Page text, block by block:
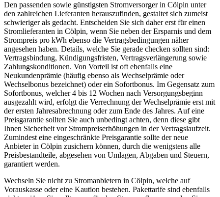
Den passenden sowie günstigsten Stromversorger in Cölpin unter
den zahlreichen Lieferanten herauszufinden, gestaltet sich zumeist
schwieriger als gedacht. Entscheiden Sie sich daher erst für einen
Stromlieferanten in Cölpin, wenn Sie neben der Ersparnis und dem
Strompreis pro kWh ebenso die Vertragsbedingungen näher
angesehen haben. Details, welche Sie gerade checken sollten sind:
Vertragsbindung, Kündigungsfristen, Vertragsverlängerung sowie
Zahlungskonditionen. Von Vorteil ist oft ebenfalls eine
Neukundenprämie (häufig ebenso als Wechselprämie oder
Wechselbonus bezeichnet) oder ein Sofortbonus. Im Gegensatz zum
Sofortbonus, welcher 4 bis 12 Wochen nach Versorgungsbeginn
ausgezahlt wird, erfolgt die Verrechnung der Wechselprämie erst mit
der ersten Jahresabrechnung oder zum Ende des Jahres. Auf eine
Preisgarantie sollten Sie auch unbedingt achten, denn diese gibt
Ihnen Sicherheit vor Strompreiserhöhungen in der Vertragslaufzeit.
Zumindest eine eingeschränkte Preisgarantie sollte der neue
Anbieter in Cölpin zusichern können, durch die wenigstens alle
Preisbestandteile, abgesehen von Umlagen, Abgaben und Steuern,
garantiert werden.
Wechseln Sie nicht zu Stromanbietern in Cölpin, welche auf
Vorauskasse oder eine Kaution bestehen. Pakettarife sind ebenfalls